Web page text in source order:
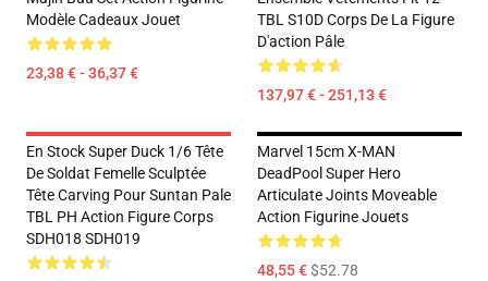
Modèle Cadeaux Jouet
23,38 € - 36,37 €
TBL S10D Corps De La Figure
D'action Pâle
137,97 € - 251,13 €
En Stock Super Duck 1/6 Tête
De Soldat Femelle Sculptée
Tête Carving Pour Suntan Pale
TBL PH Action Figure Corps
SDH018 SDH019
Marvel 15cm X-MAN
DeadPool Super Hero
Articulate Joints Moveable
Action Figurine Jouets
48,55 €$52.78